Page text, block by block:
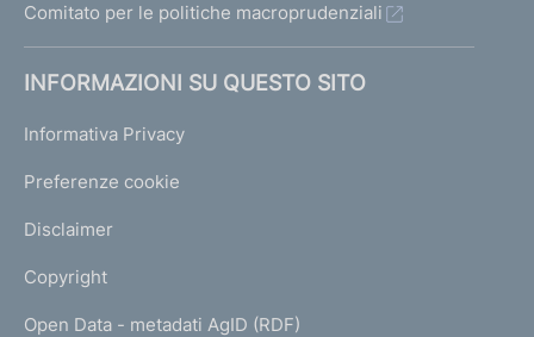
Comitato per le politiche macroprudenziali
INFORMAZIONI SU QUESTO SITO
Informativa Privacy
Preferenze cookie
Disclaimer
Copyright
Open Data - metadati AgID (RDF)